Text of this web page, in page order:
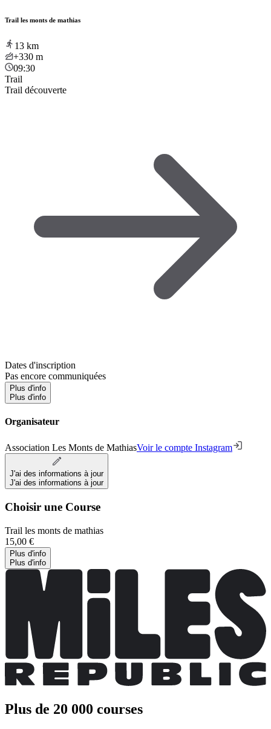
Trail les monts de mathias
13 km
+330 m
09:30
Trail
Trail découverte
Dates d'inscription
Pas encore communiquées
Plus d'info
Plus d'info
Organisateur
Association Les Monts de MathiasVoir le compte Instagram
J'ai des informations à jour
J'ai des informations à jour
Choisir une Course
Trail les monts de mathias
15,00 €
Plus d'info
Plus d'info
Plus de 20 000 courses